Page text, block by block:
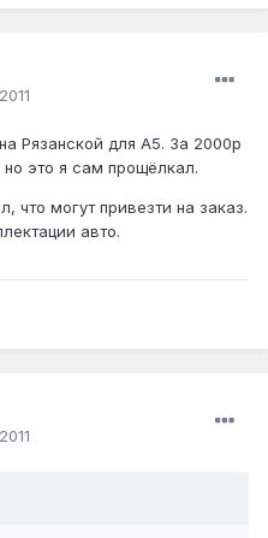
Рязанской для А5. За 2000р
это я сам прощёлкал.
что могут привезти на заказ.
авто.